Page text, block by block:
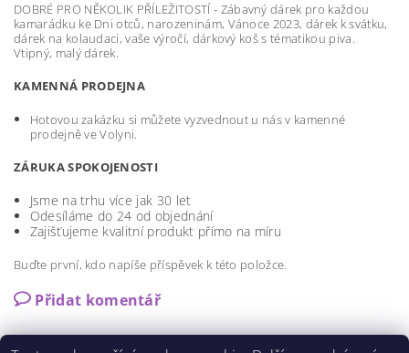
DOBRÉ PRO NĚKOLIK PŘÍLEŽITOSTÍ - Zábavný dárek pro každou
kamarádku ke Dni otců, narozeninám, Vánoce 2023, dárek k svátku,
dárek na kolaudaci, vaše výročí, dárkový koš s tématikou piva.
Vtipný, malý dárek.
KAMENNÁ PRODEJNA
Hotovou zakázku si můžete vyzvednout u nás v kamenné
prodejně ve Volyni.
ZÁRUKA SPOKOJENOSTI
Jsme na trhu více jak 30 let
Odesíláme do 24 od objednání
Zajišťujeme kvalitní produkt přímo na míru
Buďte první, kdo napíše příspěvek k této položce.
Přidat komentář